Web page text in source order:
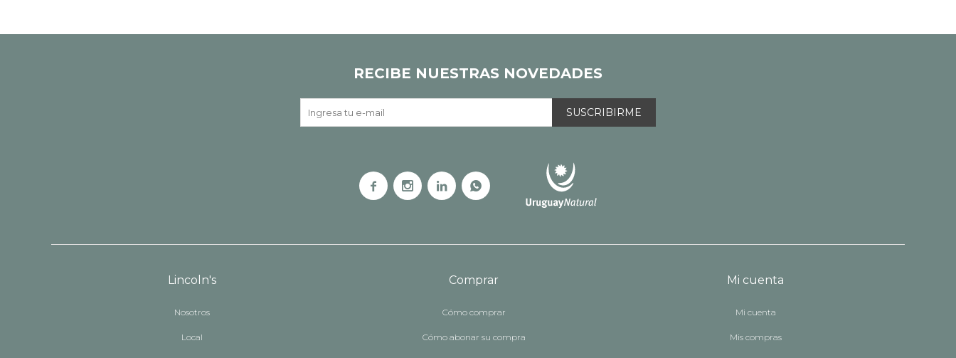
Lincoln's
Nosotros
Local
Comprar
Cómo comprar
Cómo abonar su compra
Mi cuenta
Mi cuenta
Mis compras
RECIBE NUESTRAS NOVEDADES
SUSCRIBIRME
   